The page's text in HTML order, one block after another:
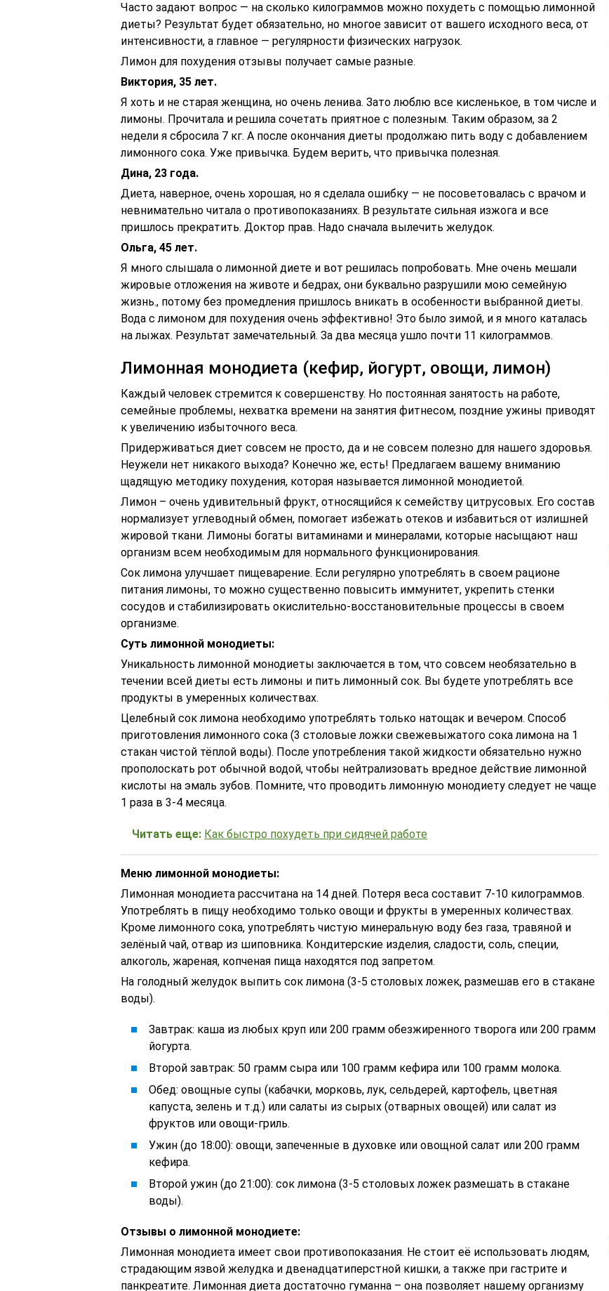
Часто задают вопрос — на сколько килограммов можно похудеть с помощью лимонной
диеты? Результат будет обязательно, но многое зависит от вашего исходного веса, от
интенсивности, а главное — регулярности физических нагрузок.
Лимон для похудения отзывы получает самые разные.
Виктория, 35 лет.
Я хоть и не старая женщина, но очень ленива. Зато люблю все кисленькое, в том числе и
лимоны. Прочитала и решила сочетать приятное с полезным. Таким образом, за 2
недели я сбросила 7 кг. А после окончания диеты продолжаю пить воду с добавлением
лимонного сока. Уже привычка. Будем верить, что привычка полезная.
Дина, 23 года.
Диета, наверное, очень хорошая, но я сделала ошибку — не посоветовалась с врачом и
невнимательно читала о противопоказаниях. В результате сильная изжога и все
пришлось прекратить. Доктор прав. Надо сначала вылечить желудок.
Ольга, 45 лет.
Я много слышала о лимонной диете и вот решилась попробовать. Мне очень мешали
жировые отложения на животе и бедрах, они буквально разрушили мою семейную
жизнь., потому без промедления пришлось вникать в особенности выбранной диеты.
Вода с лимоном для похудения очень эффективно! Это было зимой, и я много каталась
на лыжах. Результат замечательный. За два месяца ушло почти 11 килограммов.
Лимонная монодиета (кефир, йогурт, овощи, лимон)
Каждый человек стремится к совершенству. Но постоянная занятость на работе,
семейные проблемы, нехватка времени на занятия фитнесом, поздние ужины приводят
к увеличению избыточного веса.
Придерживаться диет совсем не просто, да и не совсем полезно для нашего здоровья.
Неужели нет никакого выхода? Конечно же, есть! Предлагаем вашему вниманию
щадящую методику похудения, которая называется лимонной монодиетой.
Лимон – очень удивительный фрукт, относящийся к семейству цитрусовых. Его состав
нормализует углеводный обмен, помогает избежать отеков и избавиться от излишней
жировой ткани. Лимоны богаты витаминами и минералами, которые насыщают наш
организм всем необходимым для нормального функционирования.
Сок лимона улучшает пищеварение. Если регулярно употреблять в своем рационе
питания лимоны, то можно существенно повысить иммунитет, укрепить стенки
сосудов и стабилизировать окислительно-восстановительные процессы в своем
организме.
Суть лимонной монодиеты:
Уникальность лимонной монодиеты заключается в том, что совсем необязательно в
течении всей диеты есть лимоны и пить лимонный сок. Вы будете употреблять все
продукты в умеренных количествах.
Целебный сок лимона необходимо употреблять только натощак и вечером. Способ
приготовления лимонного сока (3 столовые ложки свежевыжатого сока лимона на 1
стакан чистой тёплой воды). После употребления такой жидкости обязательно нужно
прополоскать рот обычной водой, чтобы нейтрализовать вредное действие лимонной
кислоты на эмаль зубов. Помните, что проводить лимонную монодиету следует не чаще
1 раза в 3-4 месяца.
Читать еще: Как быстро похудеть при сидячей работе
Меню лимонной монодиеты:
Лимонная монодиета рассчитана на 14 дней. Потеря веса составит 7-10 килограммов.
Употреблять в пищу необходимо только овощи и фрукты в умеренных количествах.
Кроме лимонного сока, употреблять чистую минеральную воду без газа, травяной и
зелёный чай, отвар из шиповника. Кондитерские изделия, сладости, соль, специи,
алкоголь, жареная, копченая пища находятся под запретом.
На голодный желудок выпить сок лимона (3-5 столовых ложек, размешав его в стакане
воды).
Завтрак: каша из любых круп или 200 грамм обезжиренного творога или 200 грамм
йогурта.
Второй завтрак: 50 грамм сыра или 100 грамм кефира или 100 грамм молока.
Обед: овощные супы (кабачки, морковь, лук, сельдерей, картофель, цветная
капуста, зелень и т.д.) или салаты из сырых (отварных овощей) или салат из
фруктов или овощи-гриль.
Ужин (до 18:00): овощи, запеченные в духовке или овощной салат или 200 грамм
кефира.
Второй ужин (до 21:00): сок лимона (3-5 столовых ложек размешать в стакане
воды).
Отзывы о лимонной монодиете:
Лимонная монодиета имеет свои противопоказания. Не стоит её использовать людям,
страдающим язвой желудка и двенадцатиперстной кишки, а также при гастрите и
панкреатите. Лимонная диета достаточно гуманна – она позволяет нашему организму